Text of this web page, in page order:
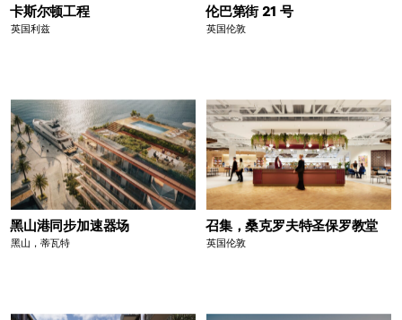
卡斯尔顿工程
英国利兹
伦巴第街 21 号
英国伦敦
黑山港同步加速器场
黑山，蒂瓦特
召集，桑克罗夫特圣保罗教堂
英国伦敦